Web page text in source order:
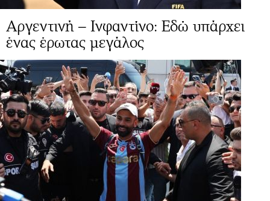
Αργεντινή – Ινφαντίνο: Εδώ υπάρχει
ένας έρωτας μεγάλος